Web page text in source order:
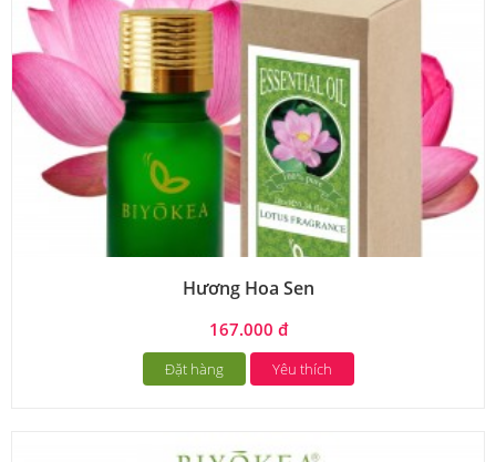
Hương Hoa Sen
167.000 đ
Đặt hàng Yêu thích